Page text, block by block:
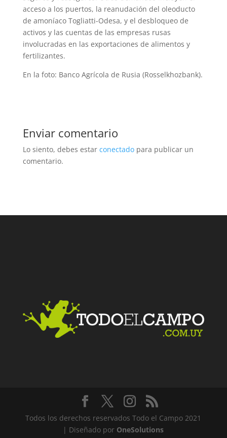
acceso a los puertos, la reanudación del oleoducto
de amoníaco Togliatti-Odesa, y el desbloqueo de
activos y las cuentas de las empresas rusas
involucradas en las exportaciones de alimentos y
fertilizantes.
En la foto: Banco Agrícola de Rusia (Rosselkhozbank).
Enviar comentario
Lo siento, debes estar conectadopara publicar un
comentario.
Todos los derechos reservados Todo el Campo 2021
| Diseñado por OneSolutions
Facebook